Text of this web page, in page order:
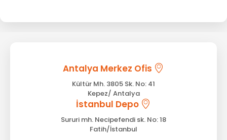
Antalya Merkez Ofis
Kültür Mh. 3805 Sk. No: 41
Kepez/ Antalya
İstanbul Depo
Sururi mh. Necipefendi sk. No: 18
Fatih/İstanbul